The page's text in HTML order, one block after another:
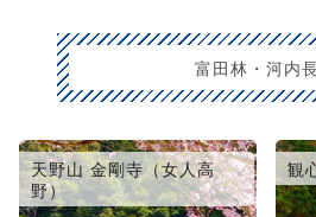
富田林・河内
天野山 金剛寺（女人高
野）
観